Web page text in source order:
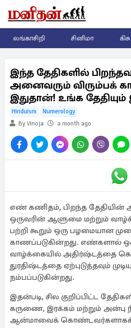
லங்காசிறி சினிமா
இந்த தேதிகளில்
அனைவரும் விரும்பக்
இதுதான்! உங்க தேதியும்
Hinduism
Numerology
By Vinoja
a month ago
எண் கணிதம், பிறந்த தேதியின்
ஒருவரின் ஆளுமை மற்றும்
பற்றி கூறும் ஒரு பழமையான
காணப்படுகின்றது. எண்களால்
வாழ்க்கையில் அதிர்ஷ்டத்தை
துரதிஷ்டத்தை ஏற்புடுத்தவும்
நம்பப்படுகின்றது.
இதன்படி, சில குறிப்பிட்ட
கருணை, இரக்கம் மற்றும் அன்பு
ஆன்மாவைக் கொண்டவர்களாகக்